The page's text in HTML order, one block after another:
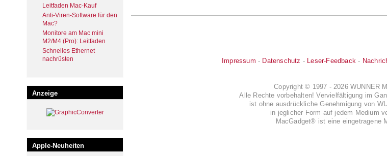
Leitfaden Mac-Kauf
Anti-Viren-Software für den
Mac?
Monitore am Mac mini
M2/M4 (Pro): Leitfaden
Schnelles Ethernet
nachrüsten
Anzeige
Apple-Neuheiten
Impressum - Datenschutz - Leser-Feedback -
Copyright © 1997 - 2026 WUNNER
Alle Rechte vorbehalten! Vervielfältigung im
ist ohne ausdrückliche Genehmigung von
in jeglicher Form auf jedem Medium
MacGadget® ist eine eingetragene